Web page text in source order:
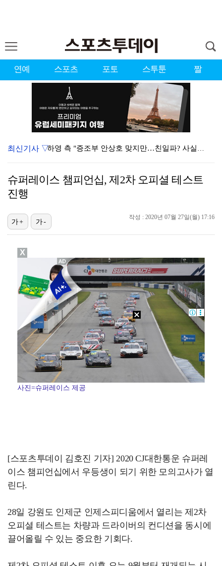
연예 스포츠 포토 스투툰 짤
하영 측 "증조부 안상호 맞지만…친일파? 사실무근" […
"스토킹 피해자" 황정민VS"2억대 손해배상" A 씨,…
김지원, 어린이병원에 1억원 쾌척 "'닥터X' 촬영 중…
고영욱, 도 넘은 저격 논란…이번엔 박하선에 "감당 안…
'선업튀' 서혜원, 결혼 4개월 만에 임신 경사 "행복…
경찰, 대한축구협회 '심판 성접대 논란' 수사 여부 검…
정연, JYP엔터 떠나 새 시작 "가장 큰 중심 트와이…
최신기사 ▽
슈퍼레이스 챔피언십, 제2차 오피셜 테스트
진행
작성 : 2020년 07월 27일(월) 17:16
가+ 가-
사진=슈퍼레이스 제공
[스포츠투데이 김호진 기자] 2020 CJ대한통운 슈퍼레
이스 챔피언십에서 우등생이 되기 위한 모의고사가 열
린다.
28일 강원도 인제군 인제스피디움에서 열리는 제2차
오피셜 테스트는 차량과 드라이버의 컨디션을 동시에
끌어올릴 수 있는 중요한 기회다.
X